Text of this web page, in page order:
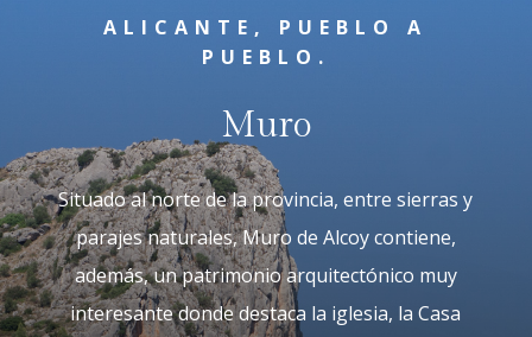
ALICANTE, PUEBLO A
PUEBLO.
Muro
Situado al norte de la provincia, entre sierras y
parajes naturales, Muro de Alcoy contiene,
además, un patrimonio arquitectónico muy
interesante donde destaca la iglesia, la Casa